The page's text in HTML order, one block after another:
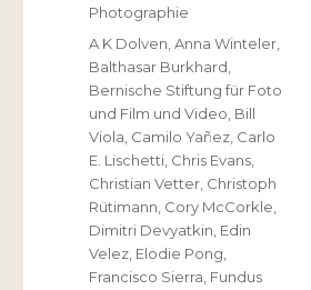
Photographie
Schlagwörter
A K Dolven ,Anna Winteler
Balthasar Burkhard
Bernische Stiftung für Foto
und Film und Video Bill
Viola Camilo Yañez Carlo
E. Lischetti Chris Evans
Christian Vetter Christoph
Rütimann Cory McCorkle
Dimitri Devyatkin Edin
Velez Elodie Pong
Francisco Sierra Fundus